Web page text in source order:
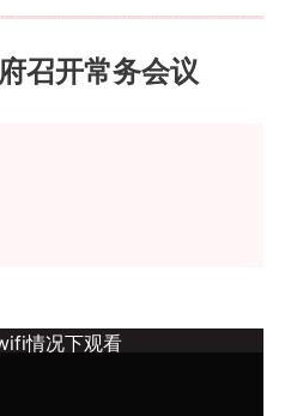
开>市政府>市政府常
召开常务会议